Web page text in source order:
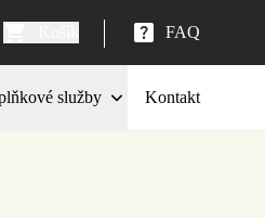
FAQ
služby Kontakt